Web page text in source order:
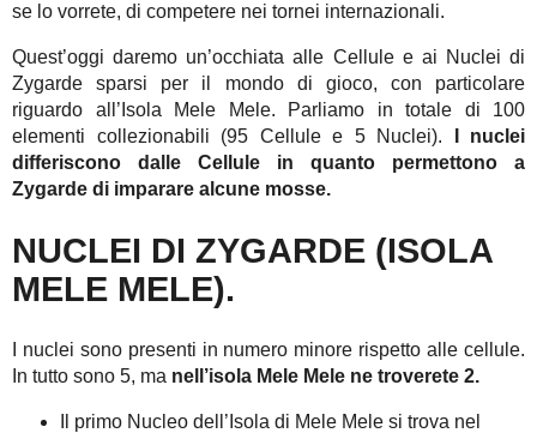
se lo vorrete, di competere nei tornei internazionali.
Quest’oggi daremo un’occhiata alle Cellule e ai Nuclei di
Zygarde sparsi per il mondo di gioco, con particolare
riguardo all’Isola Mele Mele. Parliamo in totale di 100
elementi collezionabili (95 Cellule e 5 Nuclei).
I nuclei
differiscono dalle Cellule in quanto permettono a
Zygarde di imparare alcune mosse.
NUCLEI DI ZYGARDE (ISOLA
MELE MELE).
I nuclei sono presenti in numero minore rispetto alle cellule.
In tutto sono 5, ma nell’isola Mele Mele ne troverete 2.
Il primo Nucleo dell’Isola di Mele Mele si trova nel